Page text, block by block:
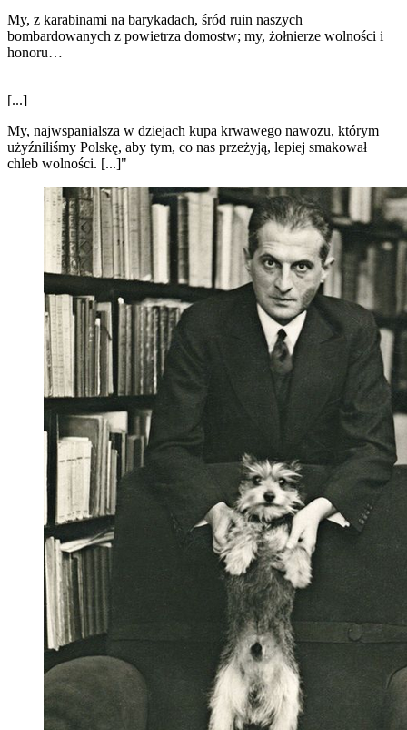
My, z karabinami na barykadach, śród ruin naszych
bombardowanych z powietrza domostw; my, żołnierze wolności i
honoru…
[...]
My, najwspanialsza w dziejach kupa krwawego nawozu, którym
użyźniliśmy Polskę, aby tym, co nas przeżyją, lepiej smakował
chleb wolności. [...]"